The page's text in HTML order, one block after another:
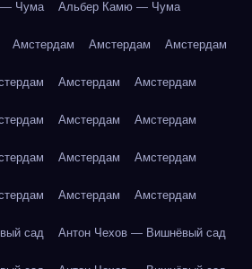
— Чума Альбер Камю — Чума
Амстердам Амстердам Амстердам
Амстердам Амстердам
Амстердам Амстердам
Амстердам Амстердам
Амстердам Амстердам
сад Антон Чехов — Вишнёвый сад